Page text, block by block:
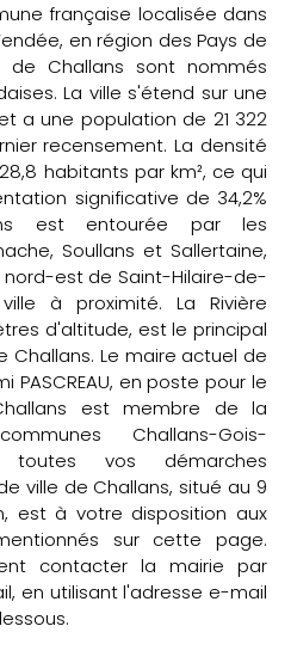
française localisée dans
en région des Pays de
de Challans sont nommés
La ville s'étend sur une
a une population de 21 322
recensement. La densité
habitants par km², ce qui
significative de 34,2%
est entourée par les
Soullans et Sallertaine,
nord-est de Saint-Hilaire-de-
à proximité. La Rivière
d'altitude, est le principal
Challans. Le maire actuel de
PASCREAU, en poste pour le
est membre de la
Challans-Gois-
toutes vos démarches
ville de Challans, situé au 9
est à votre disposition aux
sur cette page.
contacter la mairie par
en utilisant l'adresse e-mail